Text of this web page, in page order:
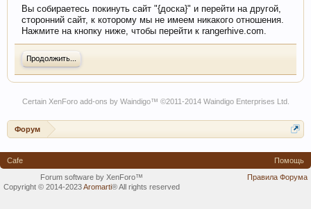
Вы собираетесь покинуть сайт "{доска}" и перейти на другой,
сторонний сайт, к которому мы не имеем никакого отношения.
Нажмите на кнопку ниже, чтобы перейти к rangerhive.com.
Продолжить...
Certain XenForo add-ons by Waindigo™ ©2011-2014 Waindigo Enterprises Ltd.
Форум
Cafe
Помощь
Правила Форума
Forum software by XenForo™
Copyright © 2014-2023Aromarti®All rights reserved